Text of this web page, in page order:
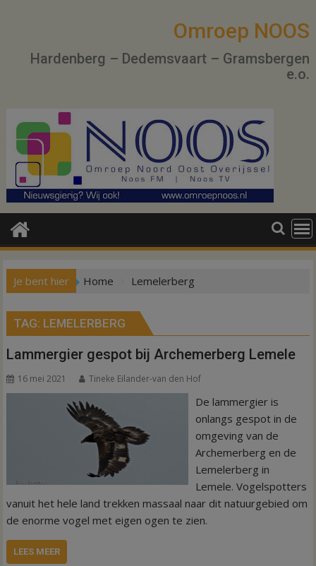
Omroep NOOS
Hardenberg – Dedemsvaart – Gramsbergen
e.o.
Je bent hier Home Lemelerberg
TAG: LEMELERBERG
Lammergier gespot bij Archemerberg Lemele
16 mei 2021 Tineke Eilander-van den Hof
De lammergier is
onlangs gespot in de
omgeving van de
Archemerberg en de
Lemelerberg in
Lemele. Vogelspotters
vanuit het hele land trekken massaal naar dit natuurgebied om
de enorme vogel met eigen ogen te zien.
LEES MEER